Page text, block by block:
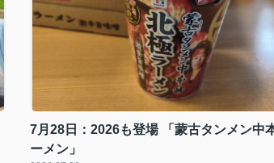
7月28日：2026も登場 「蒙古タンメン中
ーメン」